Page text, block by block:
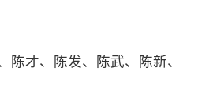
陈才、陈发、陈武、陈新、